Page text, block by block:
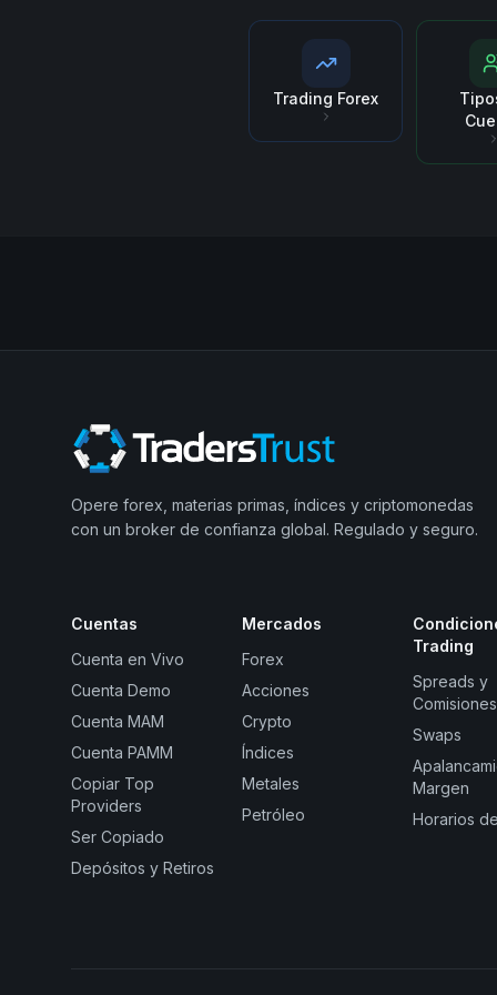
Trading Forex
Opere forex, materias primas, índices y criptomonedas
con un broker de confianza global. Regulado y seguro.
Cuentas
Cuenta en Vivo
Cuenta Demo
Cuenta MAM
Cuenta PAMM
Copiar Top
Providers
Ser Copiado
Depósitos y Retiros
Mercados
Forex
Acciones
Crypto
Índices
Metales
Petróleo
Trading
Spreads y
Comisiones
Swaps
Margen
Horarios